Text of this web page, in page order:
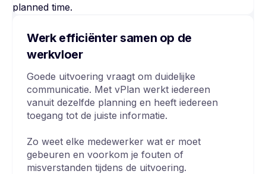
Werk efficiënter samen op de
werkvloer
Goede uitvoering vraagt om duidelijke
communicatie. Met vPlan werkt iedereen
vanuit dezelfde planning en heeft iedereen
toegang tot de juiste informatie.
Zo weet elke medewerker wat er moet
gebeuren en voorkom je fouten of
misverstanden tijdens de uitvoering.